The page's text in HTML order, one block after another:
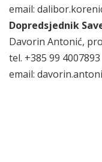
email:
Dopredsjednik
Davorin Antonić,
tel. +385 99 4007893
email: